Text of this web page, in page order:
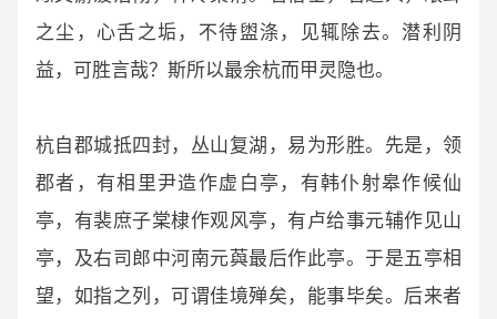
之尘，心舌之垢，不待盥涤，见辄除去。潜利阴
益，可胜言哉？斯所以最余杭而甲灵隐也。
杭自郡城抵四封，丛山复湖，易为形胜。先是，领
郡者，有相里尹造作虚白亭，有韩仆射皋作候仙
亭，有裴庶子棠棣作观风亭，有卢给事元辅作见山
亭，及右司郎中河南元藇最后作此亭。于是五亭相
望，如指之列，可谓佳境殚矣，能事毕矣。后来者